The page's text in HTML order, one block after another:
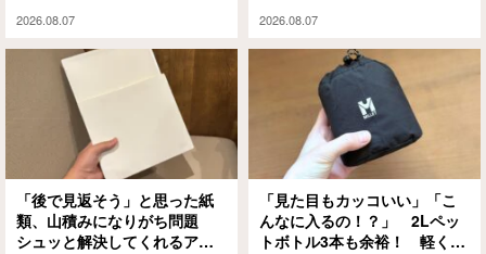
解
2026.08.07 2026.08.07
「後で見返そう」と思った紙
類、山積みになりがち問題
シュッと解決してくれるアイ
「見た目もカッコいい」「こ
んなに入るの！？」 2Lペッ
トボトル3本も余裕！ 軽くて